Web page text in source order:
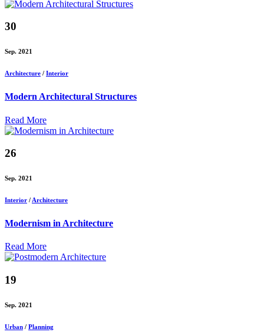
30
Sep. 2021
Architecture / Interior
Modern Architectural Structures
Read More
26
Sep. 2021
Interior / Architecture
Modernism in Architecture
Read More
19
Sep. 2021
Urban / Planning